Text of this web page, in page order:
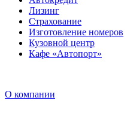
Лизинг
Страхование
Изготовление номеров
Кузовной центр
Кафе «Автопорт»
О компании